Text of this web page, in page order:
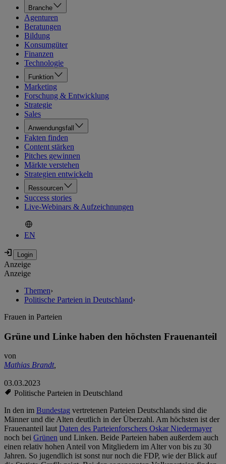
Branche
Agenturen
Beratungen
Bildung
Konsumgüter
Finanzen
Technologie
Funktion
Marketing
Forschung & Entwicklung
Strategie
Sales
Anwendungsfall
Fakten finden
Content stärken
Pitches gewinnen
Märkte verstehen
Strategien entwickeln
Ressourcen
Success stories
Live-Webinars & Aufzeichnungen
EN
Anzeige
Anzeige
Themen›
Politische Parteien in Deutschland›
Frauen in Parteien
Grüne und Linke haben den höchsten Frauenanteil
von
Mathias Brandt,
03.03.2023
Politische Parteien in Deutschland
In den im Bundestag vertretenen Parteien Deutschlands sind die
Männer und die Alten deutlich in der Überzahl. Am höchsten ist der
Frauenanteil lautDaten des Parteienforschers Oskar Niedermayer
noch bei Grünen und Linken. Beide Parteien haben außerdem auch
einen relativ hohen Anteil von Mitgliedern im Alter von bis zu 30
Jahren. So jugendlich ist sonst nur noch die FDP, wie der Blick auf